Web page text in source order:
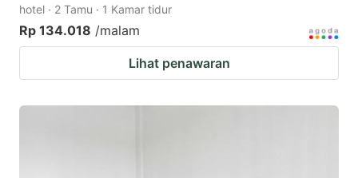
hotel · 2 Tamu · 1 Kamar tidur
Rp 134.018 /malam
Lihat penawaran